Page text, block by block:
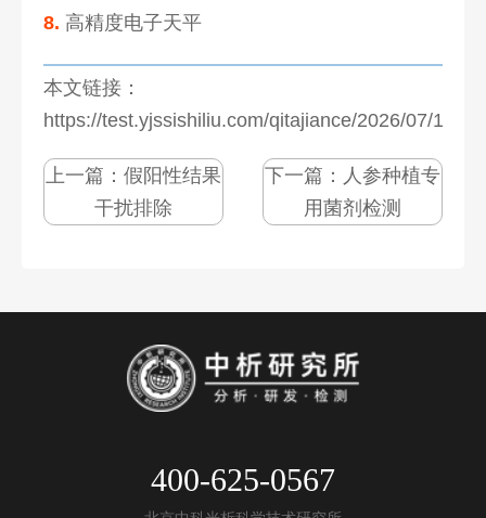
8. 高精度电子天平
本文链接：
https://test.yjssishiliu.com/qitajiance/2026/07/
上一篇： 假阳性结果
干扰排除
下一篇： 人参种植专
用菌剂检测
400-625-0567